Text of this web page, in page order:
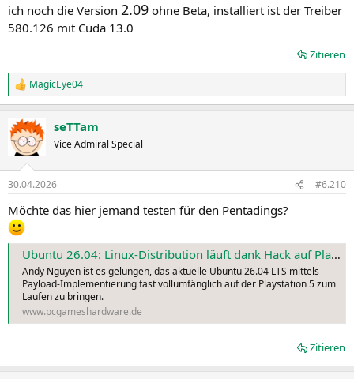
ich noch die Version 2.09 ohne Beta, installiert ist der Treiber
580.126 mit Cuda 13.0
Zitieren
R
e
k
t
i
e
:
MagicEye04
seTTam
Vice Admiral Special
30.04.2026 #6.210
Möchte das hier jemand testen für den Pentadings?
Ubuntu 26.04: Linux-Distribution läuft dank Hack auf Playstation 5
Andy Nguyen ist es gelungen, das aktuelle Ubuntu 26.04 LTS mittels
Payload-Implementierung fast vollumfänglich auf der Playstation 5 zum
Laufen zu bringen.
www.pcgameshardware.de
Zitieren